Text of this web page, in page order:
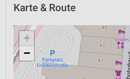
Karte & Route
+
−